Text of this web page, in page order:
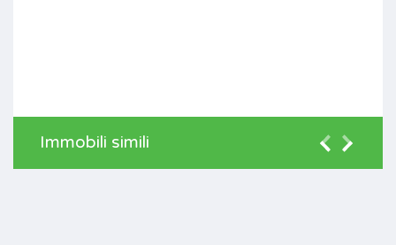
Immobili simili